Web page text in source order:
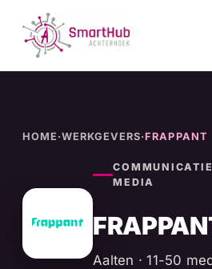
content
HOME ·WERKGEVERS·FRAPPANT
MEDIA
Aalten · 11-50